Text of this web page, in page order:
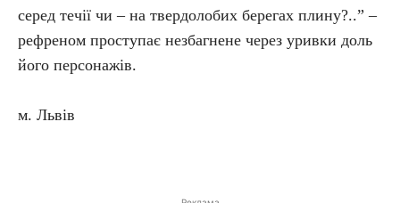
серед течії чи – на твердолобих берегах плину?..” –
рефреном проступає незбагнене через уривки доль
його персонажів.
м. Львів